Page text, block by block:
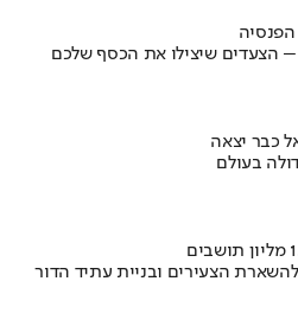
הצעדים שיצילו את הכסף שלכם
כבר יצאה
בעולם
הצעירים ובניית עתיד הדור